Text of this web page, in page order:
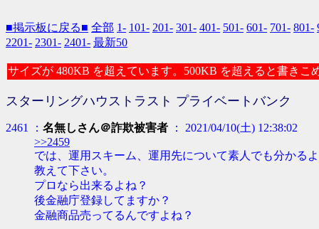
■掲示板に戻る■ 全部 1- 101- 201- 301- 401- 501- 601- 701- 801-
2201- 2301- 2401- 最新50
サイズが 480KB を超えています。500KB を超えると書きこ
スターリングハウストラスト プライベートバンク
2461 ： 名無しさん＠詐欺被害者 ： 2021/04/10(土) 12:38:02
>>2459
では、運用スキーム、運用先について素人でも分かる
教えて下さい。
プロなら出来るよね？
後金融庁登録してますか？
金融商品売ってるんですよね？